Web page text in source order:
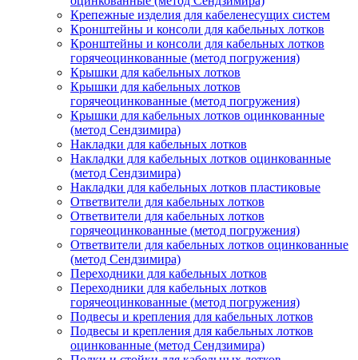
Крепежные изделия для кабеленесущих систем
Кронштейны и консоли для кабельных лотков
Кронштейны и консоли для кабельных лотков
горячеоцинкованные (метод погружения)
Крышки для кабельных лотков
Крышки для кабельных лотков
горячеоцинкованные (метод погружения)
Крышки для кабельных лотков оцинкованные
(метод Сендзимира)
Накладки для кабельных лотков
Накладки для кабельных лотков оцинкованные
(метод Сендзимира)
Накладки для кабельных лотков пластиковые
Ответвители для кабельных лотков
Ответвители для кабельных лотков
горячеоцинкованные (метод погружения)
Ответвители для кабельных лотков оцинкованные
(метод Сендзимира)
Переходники для кабельных лотков
Переходники для кабельных лотков
горячеоцинкованные (метод погружения)
Подвесы и крепления для кабельных лотков
Подвесы и крепления для кабельных лотков
оцинкованные (метод Сендзимира)